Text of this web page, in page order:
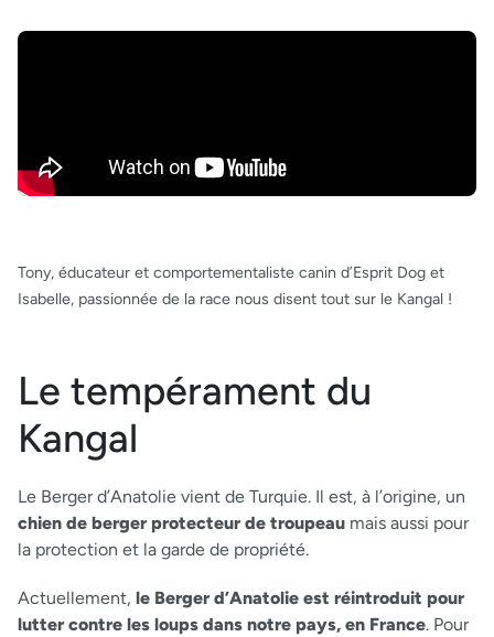
Tony, éducateur et comportementaliste canin d’Esprit Dog et
Isabelle, passionnée de la race nous disent tout sur le Kangal !
Le tempérament du
Kangal
Le Berger d’Anatolie vient de Turquie. Il est, à l’origine, un
chien de berger protecteur de troupeau mais aussi pour
la protection et la garde de propriété.
Actuellement, le Berger d’Anatolie est réintroduit pour
lutter contre les loups dans notre pays, en France. Pour